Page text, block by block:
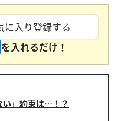
に入り登録する
を入れるだけ！
い」約束は…！？